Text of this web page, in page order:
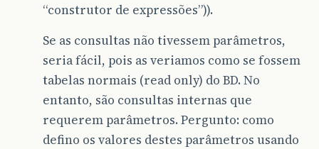
“construtor de expressões”)).
Se as consultas não tivessem parâmetros,
seria fácil, pois as veriamos como se fossem
tabelas normais (read only) do BD. No
entanto, são consultas internas que
requerem parâmetros. Pergunto: como
defino os valores destes parâmetros usando